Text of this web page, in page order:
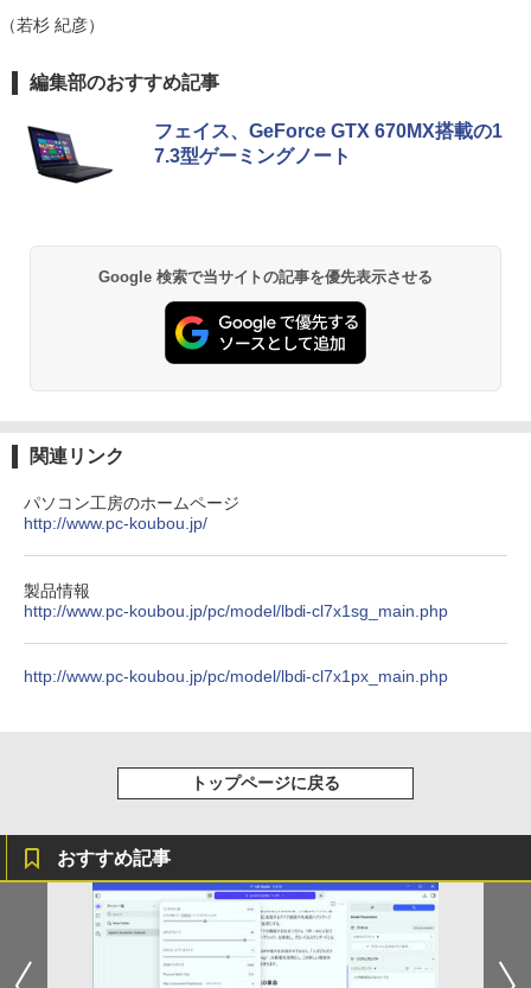
5
FUJITSU LIFEBOOK S937 Core i5 20G
B 新品SSD2TB スーパーマルチ 無線LAN
￥75,800
薬屋のひとりごと 17巻 (デジタル版ビッグガ
ンガンコミックス)
￥770
エース)
￥832
クスDIGITAL)
HUNTER×HUNTER モノクロ版 39 (ジャンプ
スーパーの裏でヤニ吸うふたり 9巻 (デジタル
（若杉 紀彦）
編集部のおすすめ記事
フェイス、GeForce GTX 670MX搭載の1
7.3型ゲーミングノート
Google 検索で当サイトの記事を優先表示させる
関連リンク
パソコン工房のホームページ
http://www.pc-koubou.jp/
製品情報
http://www.pc-koubou.jp/pc/model/lbdi-cl7x1sg_main.php
http://www.pc-koubou.jp/pc/model/lbdi-cl7x1px_main.php
トップページに戻る
おすすめ記事